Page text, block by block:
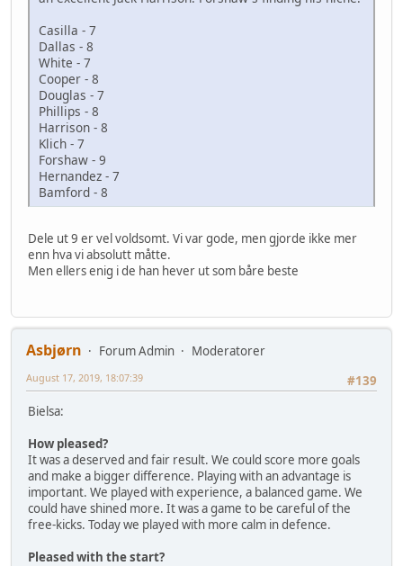
Casilla - 7
Dallas - 8
White - 7
Cooper - 8
Douglas - 7
Phillips - 8
Harrison - 8
Klich - 7
Forshaw - 9
Hernandez - 7
Bamford - 8
Dele ut 9 er vel voldsomt. Vi var gode, men gjorde ikke mer
enn hva vi absolutt måtte.
Men ellers enig i de han hever ut som båre beste
Asbjørn Forum Admin
Moderatorer
#139
August 17, 2019, 18:07:39
Bielsa:
How pleased?
It was a deserved and fair result. We could score more goals
and make a bigger difference. Playing with an advantage is
important. We played with experience, a balanced game. We
could have shined more. It was a game to be careful of the
free-kicks. Today we played with more calm in defence.
Pleased with the start?